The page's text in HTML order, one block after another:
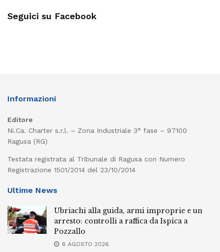
Seguici su Facebook
Informazioni
Editore
Ni.Ca. Charter s.r.l. – Zona Industriale 3° fase – 97100
Ragusa (RG)
Testata registrata al Tribunale di Ragusa con Numero
Registrazione 1501/2014 del 23/10/2014
Ultime News
Ubriachi alla guida, armi improprie e un
arresto: controlli a raffica da Ispica a
Pozzallo
8 AGOSTO 2026